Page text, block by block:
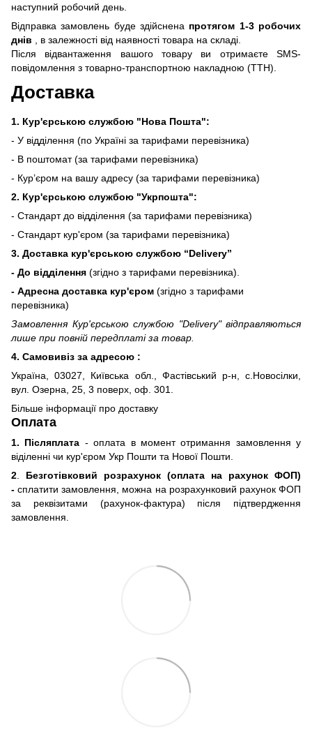
наступний робочий день.
Відправка замовлень буде здійснена протягом 1-3 робочих
днів , в залежності від наявності товара на складі.
Після відвантаження вашого товару ви отримаєте SMS-
повідомлення з товарно-транспортною накладною (ТТН).
Доставка
1. Кур'єрською службою "Нова Пошта":
- У відділення (по Україні за тарифами перевізника)
- В поштомат (за тарифами перевізника)
- Кур’єром на вашу адресу (за тарифами перевізника)
2. Кур'єрською службою "Укрпошта":
- Стандарт до відділення (за тарифами перевізника)
- Стандарт кур'єром (за тарифами перевізника)
3. Доставка кур'єрською службою “Delivery”
- До відділення (згідно з тарифами перевізника).
- Адресна доставка кур'єром (згідно з тарифами
перевізника)
Замовлення Кур'єрською службою "Delivery" відправляються
лише при повній передплаті за товар.
4. Самовивіз за адресою :
Україна, 03027, Київська обл., Фастівський р-н, с.Новосілки,
вул. Озерна, 25, 3 поверх, оф. 301.
Більше інформації про доставку
Оплата
1. Післяплата - оплата в момент отримання замовлення у
віділенні чи кур'єром Укр Пошти та Нової Пошти.
2
Безготівковий розрахунок (оплата на рахунок ФОП)
-сплатити замовлення, можна на розрахунковий рахунок ФОП
за реквізитами (рахунок-фактура) після підтвердження
замовлення.